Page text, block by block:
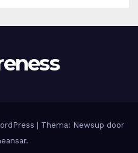
Thema: Newsup door
.